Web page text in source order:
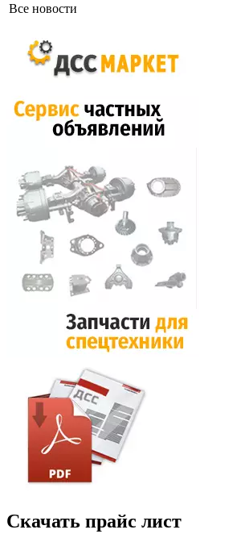
Все новости
Скачать прайс лист